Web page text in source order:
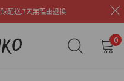
配送.7天無理由退換
0